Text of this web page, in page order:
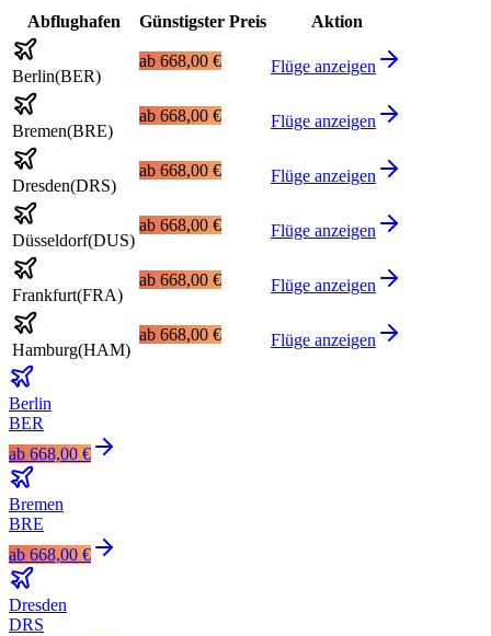
Abflughafen Günstigster Preis Aktion
Berlin(BER)
ab 668,00 € Flüge anzeigen
Bremen(BRE)
ab 668,00 € Flüge anzeigen
Dresden(DRS)
ab 668,00 € Flüge anzeigen
Düsseldorf(DUS)
ab 668,00 € Flüge anzeigen
Frankfurt(FRA)
ab 668,00 € Flüge anzeigen
Hamburg(HAM)
ab 668,00 € Flüge anzeigen
Berlin
BER
ab 668,00 €
Bremen
BRE
ab 668,00 €
Dresden
DRS